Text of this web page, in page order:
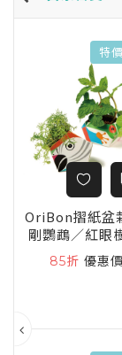
特價
OriBon摺紙盆
剛鸚鵡／紅眼
85折 優惠價